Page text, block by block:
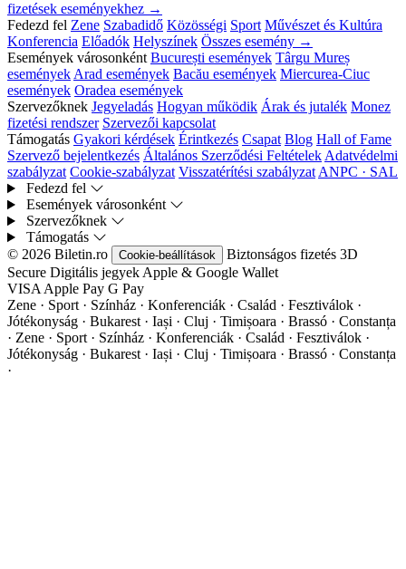
fizetések eseményekhez →
Fedezd fel Zene Szabadidő Közösségi Sport Művészet és Kultúra
Konferencia Előadók Helyszínek Összes esemény →
Események városonként București események Târgu Mureș
események Arad események Bacău események Miercurea-Ciuc
események Oradea események
Szervezőknek Jegyeladás Hogyan működik Árak és jutalék Monez
fizetési rendszer Szervezői kapcsolat
Támogatás Gyakori kérdések Érintkezés Csapat Blog Hall of Fame
Szervező bejelentkezés Általános Szerződési Feltételek Adatvédelmi
szabályzat Cookie-szabályzat Visszatérítési szabályzat ANPC · SAL
Fedezd fel
Események városonként
Szervezőknek
Támogatás
© 2026 Biletin.ro
Cookie-beállítások Biztonságos fizetés 3D
Secure Digitális jegyek Apple & Google Wallet
VISA Apple Pay G Pay
Zene · Sport · Színház · Konferenciák · Család · Fesztiválok ·
Jótékonyság · Bukarest · Iași · Cluj · Timișoara · Brassó · Constanța
· Zene · Sport · Színház · Konferenciák · Család · Fesztiválok ·
Jótékonyság · Bukarest · Iași · Cluj · Timișoara · Brassó · Constanța
·